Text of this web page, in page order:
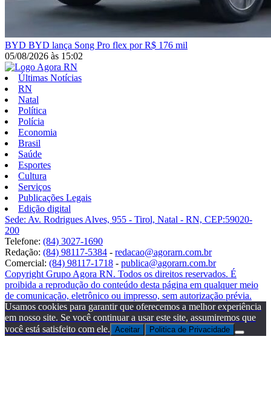
BYD BYD lança Song Pro flex por R$ 176 mil
05/08/2026 às 15:02
Últimas Notícias
RN
Natal
Política
Polícia
Economia
Brasil
Saúde
Esportes
Cultura
Serviços
Publicações Legais
Edição digital
Sede: Av. Rodrigues Alves, 955 - Tirol, Natal - RN, CEP:59020-
200
Telefone: (84) 3027-1690
Redação: (84) 98117-5384 - redacao@agorarn.com.br
Comercial: (84) 98117-1718 - publica@agorarn.com.br
Copyright Grupo Agora RN. Todos os direitos reservados. É
proibida a reprodução do conteúdo desta página em qualquer meio
de comunicação, eletrônico ou impresso, sem autorização prévia.
Usamos cookies para garantir que oferecemos a melhor experiência
em nosso site. Se você continuar a usar este site, assumiremos que
você está satisfeito com ele. Aceitar Politica de Privacidade